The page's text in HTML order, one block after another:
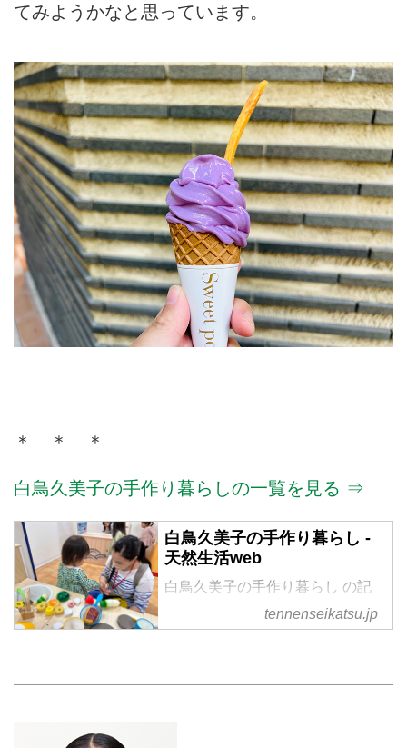
てみようかなと思っています。
＊ ＊ ＊
白鳥久美子の手作り暮らしの一覧を見る ⇒
白鳥久美子の手作り暮らし -
天然生活web
白鳥久美子の手作り暮らし の記
tennenseikatsu.jp